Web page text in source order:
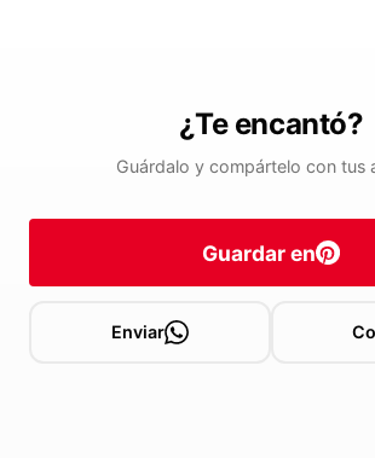
¿Te encantó?
Guárdalo y compártelo con tus
Guardar en
Enviar